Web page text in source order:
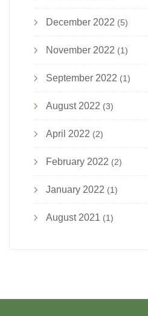
December 2022 (5)
November 2022 (1)
September 2022 (1)
August 2022 (3)
April 2022 (2)
February 2022 (2)
January 2022 (1)
August 2021 (1)